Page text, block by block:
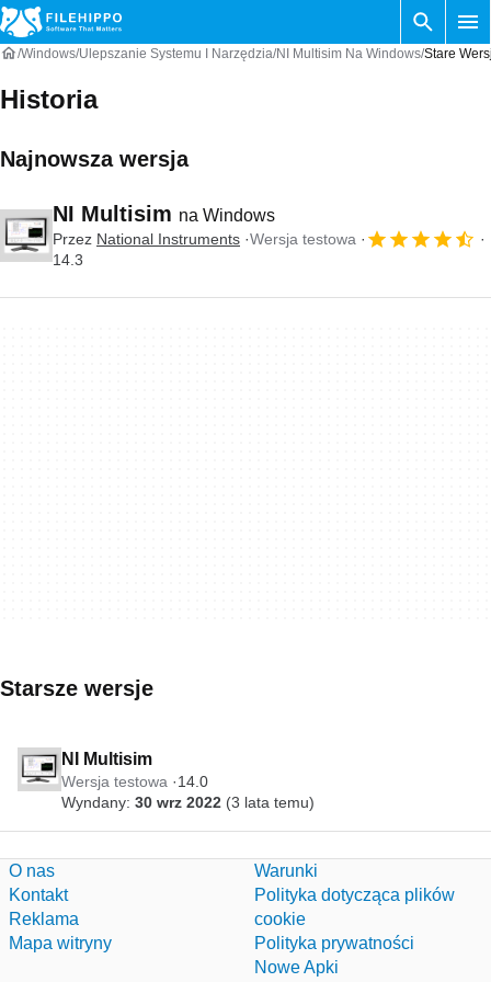
Windows Ulepszanie Systemu I Narzędzia NI Multisim Na Windows Stare
Historia
Najnowsza wersja
NI Multisim na Windows
Przez National Instruments Wersja testowa
14.3
Starsze wersje
NI Multisim
Wersja testowa
14.0
Wyndany: 30 wrz 2022 (3 lata temu)
O nas
Kontakt
Reklama
Mapa witryny
Warunki
Polityka dotycząca plików
cookie
Polityka prywatności
Nowe Apki